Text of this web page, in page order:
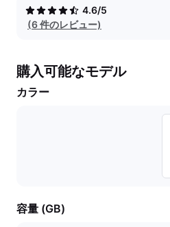
4.6/5
(6 件のレビュー)
購入可能なモデル
カラー
容量 (GB)